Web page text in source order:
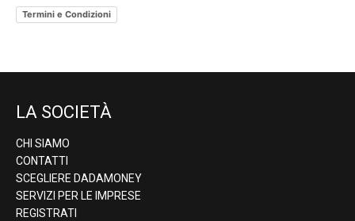
Termini e Condizioni
LA SOCIETÀ
CHI SIAMO
CONTATTI
SCEGLIERE DADAMONEY
SERVIZI PER LE IMPRESE
REGISTRATI